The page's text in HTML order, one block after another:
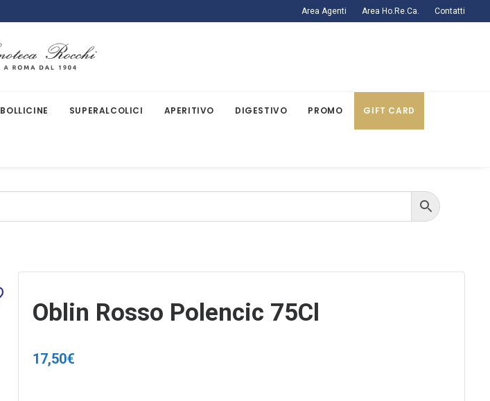
Area Agenti Area Ho.Re.Ca. Contatti
BOLLICINE SUPERALCOLICI APERITIVO DIGESTIVO PROMO GIFT CARD
Oblin Rosso Polencic 75Cl
17,50€